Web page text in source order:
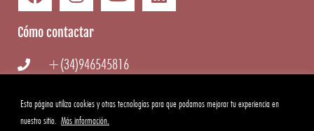
Esta página utiliza cookies y otras tecnologías para que podamos mejorar tu experiencia en
nuestro sitio. Más información.
Cómo contactar
+(34)946545816
info@hermesgourmet.com
WhatsApp